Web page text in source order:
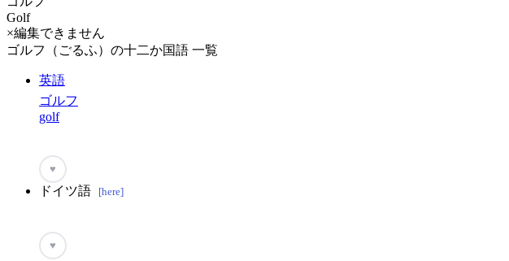
Golf
×編集できません
ゴルフ（ごるふ）の十二か国語 一覧
英語
ゴルフ
golf
♥
ドイツ語 [here]
♥